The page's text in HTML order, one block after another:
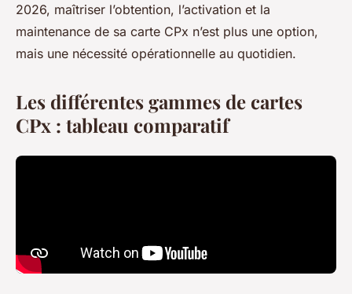
2026, maîtriser l’obtention, l’activation et la
maintenance de sa carte CPx n’est plus une option,
mais une nécessité opérationnelle au quotidien.
Les différentes gammes de cartes
CPx : tableau comparatif